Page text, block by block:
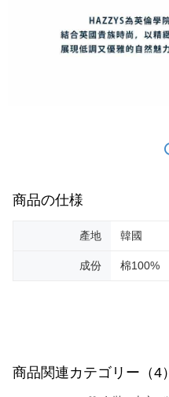
商品の仕様
產地 韓國
成份 棉100%
商品関連カテゴリー（4）